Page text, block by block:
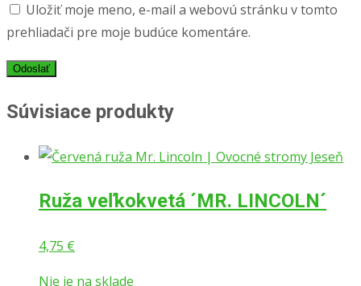
Uložiť moje meno, e-mail a webovú stránku v tomto
prehliadači pre moje budúce komentáre.
Súvisiace produkty
Ruža veľkokvetá ´MR. LINCOLN´
4,75 €
Nie je na sklade